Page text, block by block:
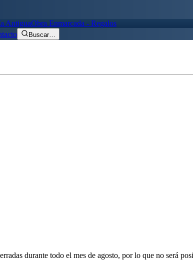
AntiguaObra Enmarcada - Regalos
Buscar…
durante todo el mes de agosto, por lo que no será